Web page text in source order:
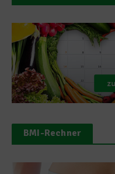
BMI-Rechner